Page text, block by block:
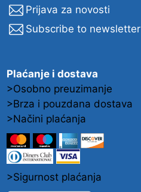
Prijava za novosti
Subscribe to newsletter
Plaćanje i dostava
>Osobno preuzimanje
>Brza i pouzdana dostava
>Načini plaćanja
>Sigurnost plaćanja